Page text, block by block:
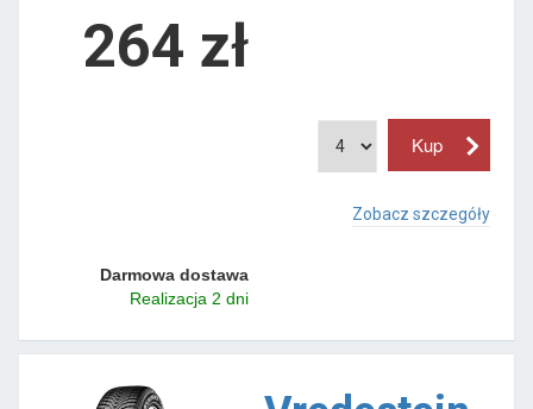
264 zł
Zobacz szczegóły
Darmowa dostawa
Realizacja 2 dni